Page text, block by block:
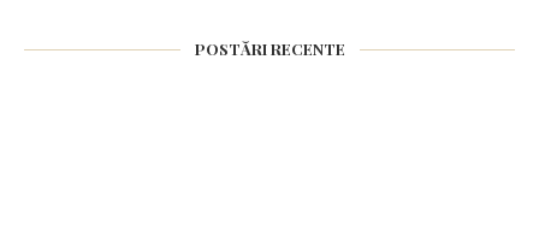
POSTĂRI RECENTE